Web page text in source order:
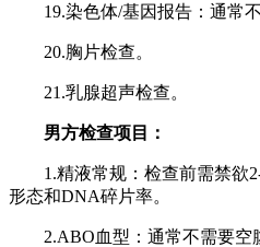
19.染色体/基因报告：通常不
20.胸片检查。
21.乳腺超声检查。
男方检查项目：
1.精液常规：检查前需禁欲
形态和DNA碎片率。
2.ABO血型：通常不需要空